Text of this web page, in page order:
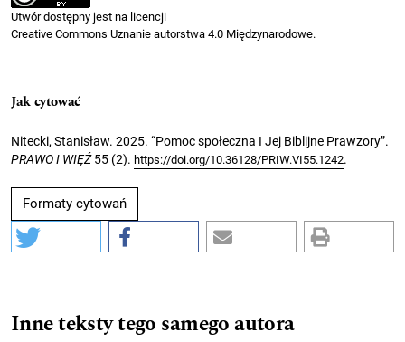
Utwór dostępny jest na licencji
Creative Commons Uznanie autorstwa 4.0 Międzynarodowe.
Jak cytować
Nitecki, Stanisław. 2025. “Pomoc społeczna I Jej Biblijne Prawzory”.
PRAWO I WIĘŹ55 (2). https://doi.org/10.36128/PRIW.VI55.1242.
Formaty cytowań
Inne teksty tego samego autora